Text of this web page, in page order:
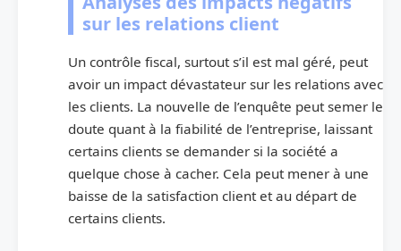
sur les relations client
Un contrôle fiscal, surtout s’il est mal géré, peut
avoir un impact dévastateur sur les relations avec
les clients. La nouvelle de l’enquête peut semer le
doute quant à la fiabilité de l’entreprise, laissant
certains clients se demander si la société a
quelque chose à cacher. Cela peut mener à une
baisse de la satisfaction client et au départ de
certains clients.